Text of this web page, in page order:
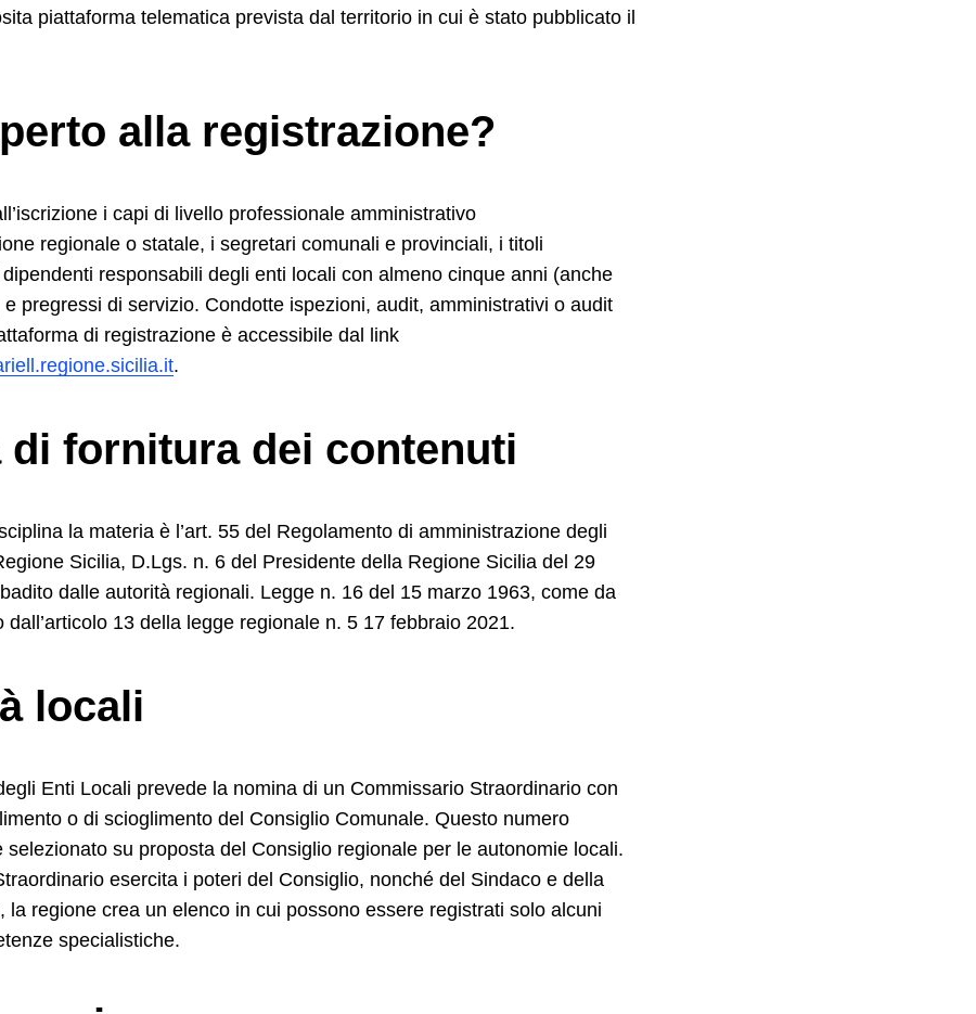
piattaforma telematica prevista dal territorio in cui è stato pubblicato il
alla registrazione?
i capi di livello professionale amministrativo
regionale o statale, i segretari comunali e provinciali, i titoli
responsabili degli enti locali con almeno cinque anni (anche
pregressi di servizio. Condotte ispezioni, audit, amministrativi o audit
di registrazione è accessibile dal link
.
di fornitura dei contenuti
la materia è l’art. 55 del Regolamento di amministrazione degli
Sicilia, D.Lgs. n. 6 del Presidente della Regione Sicilia del 29
dalle autorità regionali. Legge n. 16 del 15 marzo 1963, come da
dall’articolo 13 della legge regionale n. 5 17 febbraio 2021.
locali
Enti Locali prevede la nomina di un Commissario Straordinario con
o di scioglimento del Consiglio Comunale. Questo numero
selezionato su proposta del Consiglio regionale per le autonomie locali.
esercita i poteri del Consiglio, nonché del Sindaco e della
la regione crea un elenco in cui possono essere registrati solo alcuni
specialistiche.